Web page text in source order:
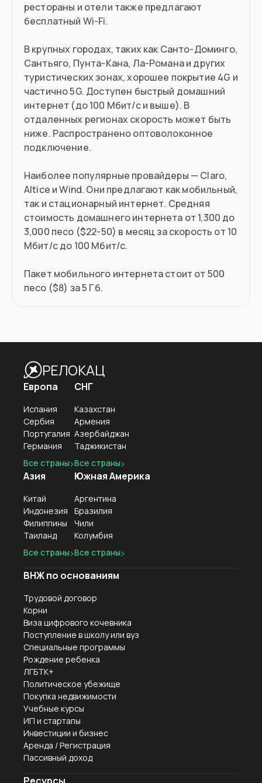
рестораны и отели также предлагают
бесплатный Wi-Fi.
В крупных городах, таких как Санто-Доминго,
Сантьяго, Пунта-Кана, Ла-Романа и других
туристических зонах, хорошее покрытие 4G и
частично 5G. Доступен быстрый домашний
интернет (до 100 Мбит/с и выше). В
отдаленных регионах скорость может быть
ниже. Распространено оптоволоконное
подключение.
Наиболее популярные провайдеры — Claro,
Altice и Wind. Они предлагают как мобильный,
так и стационарный интернет. Средняя
стоимость домашнего интернета от 1,300 до
3,000 песо ($22-50) в месяц за скорость от 10
Мбит/с до 100 Мбит/с.
Пакет мобильного интернета стоит от 500
песо ($8) за 5 Гб.
РЕЛОКАЦ
Европа
Испания
Сербия
Португалия
Германия
Все страны
Азия
Китай
Индонезия
Филиппины
Таиланд
Все страны
СНГ
Казахстан
Армения
Азербайджан
Таджикистан
Все страны
Южная Америка
Аргентина
Бразилия
Чили
Колумбия
Все страны
ВНЖ по основаниям
Трудовой договор
Корни
Виза цифрового кочевника
Поступление в школу или вуз
Специальные программы
Рождение ребенка
ЛГБТК+
Политическое убежище
Покупка недвижимости
Учебные курсы
ИП и стартапы
Инвестиции и бизнес
Аренда / Регистрация
Пассивный доход